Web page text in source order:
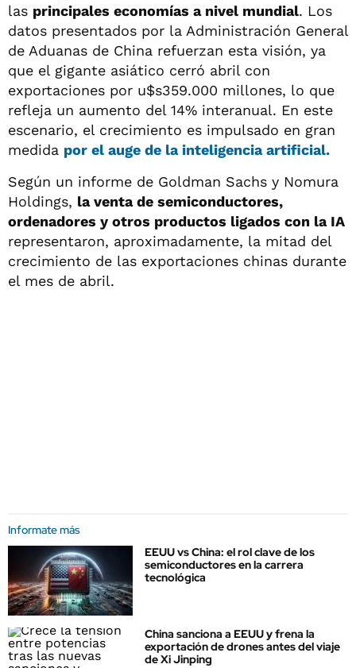
las principales economías a nivel mundial. Los
datos presentados por la Administración General
de Aduanas de China refuerzan esta visión, ya
que el gigante asiático cerró abril con
exportaciones por u$s359.000 millones, lo que
refleja un aumento del 14% interanual. En este
escenario, el crecimiento es impulsado en gran
medida por el auge de la inteligencia artificial.
Según un informe de Goldman Sachs y Nomura
Holdings, la venta de semiconductores,
ordenadores y otros productos ligados con la IA
representaron, aproximadamente, la mitad del
crecimiento de las exportaciones chinas durante
el mes de abril.
Informate más
EEUU vs China: el rol clave de los
semiconductores en la carrera
tecnológica
China sanciona a EEUU y frena la
exportación de drones antes del viaje
de Xi Jinping